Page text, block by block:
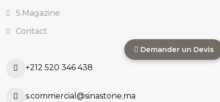
S.Magazine
Contact
+212 520 346 438
s.commercial@sinastone.ma
Demander un Devis